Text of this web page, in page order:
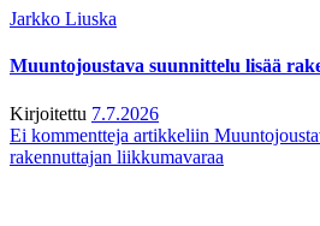
Jarkko Liuska
Muuntojoustava suunnittelu lisää
Kirjoitettu 7.7.2026
Ei kommentteja artikkeliin
rakennuttajan liikkumavaraa